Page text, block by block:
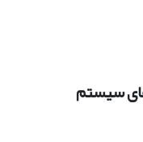
سیستم